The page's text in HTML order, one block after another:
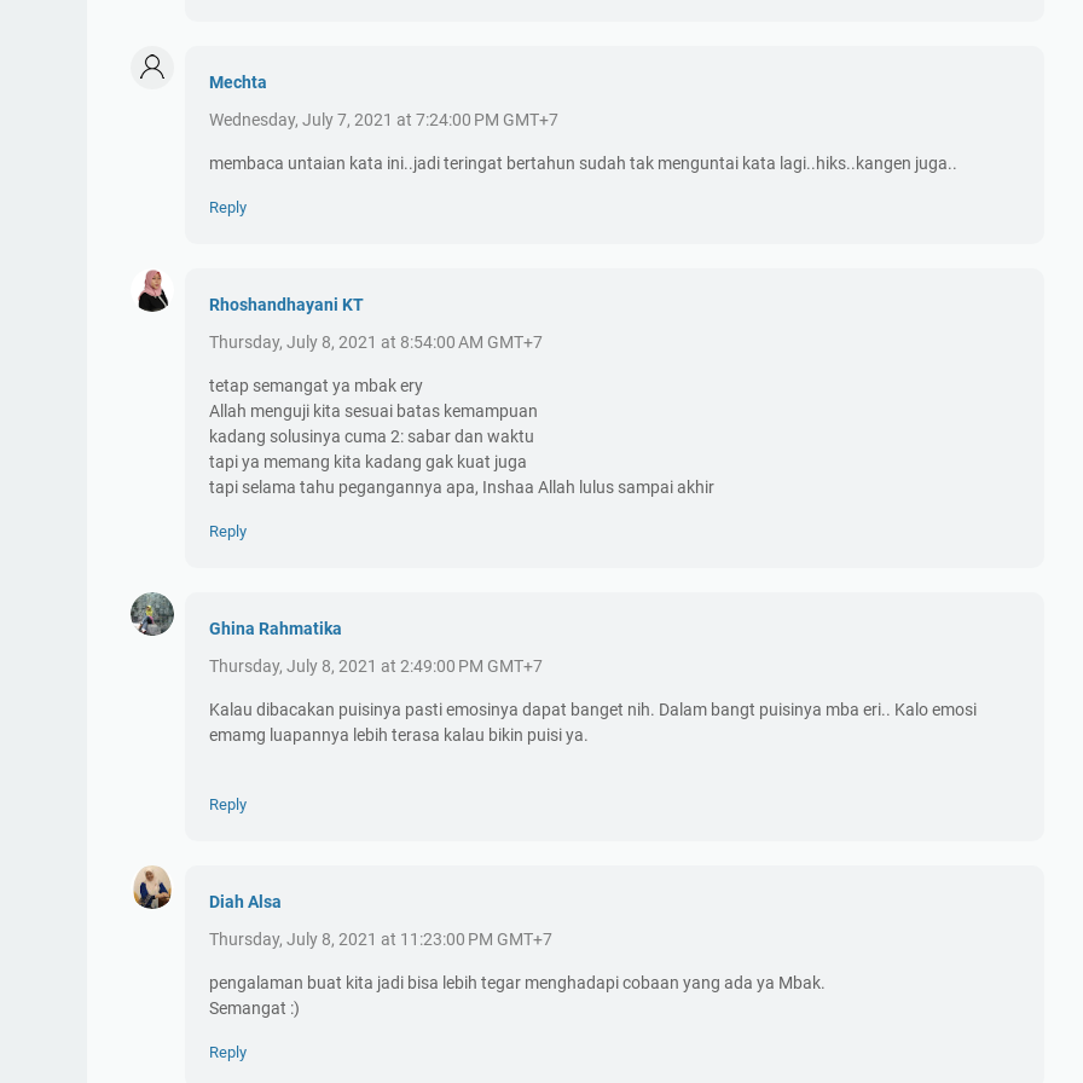
Mechta
Wednesday, July 7, 2021 at 7:24:00 PM GMT+7
membaca untaian kata ini..jadi teringat bertahun sudah tak menguntai kata lagi..hiks..kangen juga..
Reply
Rhoshandhayani KT
Thursday, July 8, 2021 at 8:54:00 AM GMT+7
tetap semangat ya mbak ery
Allah menguji kita sesuai batas kemampuan
kadang solusinya cuma 2: sabar dan waktu
tapi ya memang kita kadang gak kuat juga
tapi selama tahu pegangannya apa, Inshaa Allah lulus sampai akhir
Reply
Ghina Rahmatika
Thursday, July 8, 2021 at 2:49:00 PM GMT+7
Kalau dibacakan puisinya pasti emosinya dapat banget nih. Dalam bangt puisinya mba eri.. Kalo emosi
emamg luapannya lebih terasa kalau bikin puisi ya.
Reply
Diah Alsa
Thursday, July 8, 2021 at 11:23:00 PM GMT+7
pengalaman buat kita jadi bisa lebih tegar menghadapi cobaan yang ada ya Mbak.
Semangat :)
Reply